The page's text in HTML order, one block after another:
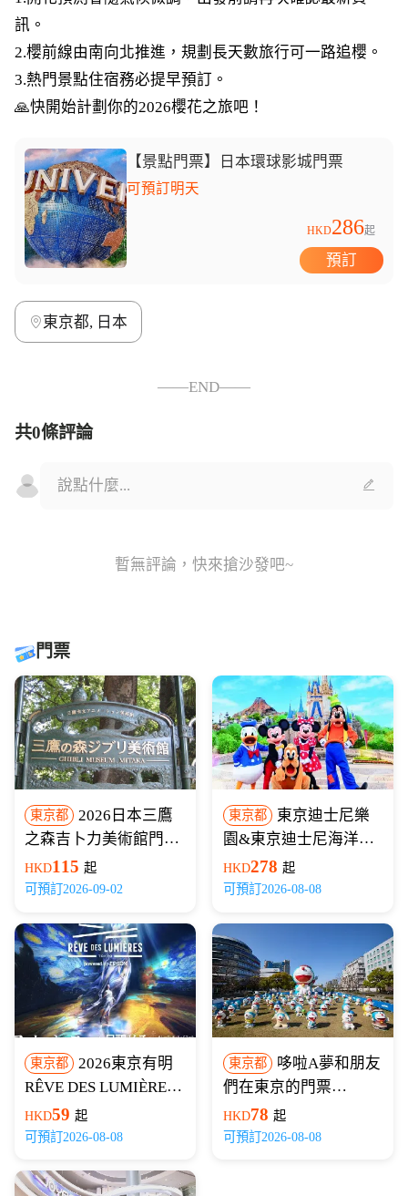
訊。
2.櫻前線由南向北推進，規劃長天數旅行可一路追櫻。
3.熱門景點住宿務必提早預訂。
🙏快開始計劃你的2026櫻花之旅吧！
【景點門票】日本環球影城門票
可預訂明天
HKD286起
預訂
東京都, 日本
——END——
共0條評論
暫無評論，快來搶沙發吧~
門票
東京都
2026日本三鷹
之森吉卜力美術館門票
（LAWSON取票/電子
憑證）
HKD115 起
可預訂2026-09-02
東京都
2026東京有明
RÊVE DES LUMIÈRES
光之夢門票【免排隊免
換票】
HKD59 起
可預訂2026-08-08
東京都
東京迪士尼樂
園&東京迪士尼海洋門
票
HKD278 起
可預訂2026-08-08
東京都
哆啦A夢和朋友
們在東京的門票
（100% Doraemon &
Friends in Tokyo ）
HKD78 起
可預訂2026-08-08